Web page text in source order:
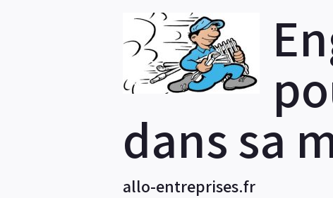
dans sa
allo-entreprises.fr